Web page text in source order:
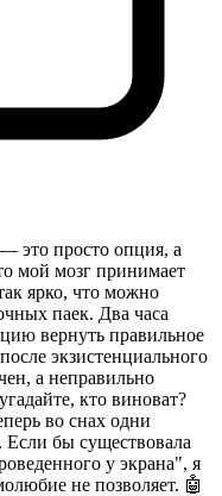
это просто опция, а
мой мозг принимает
ярко, что можно
паек. Два часа
вернуть правильное
экзистенциального
а неправильно
кто виноват?
во снах одни
бы существовала
у экрана", я
не позволяет. 🤖